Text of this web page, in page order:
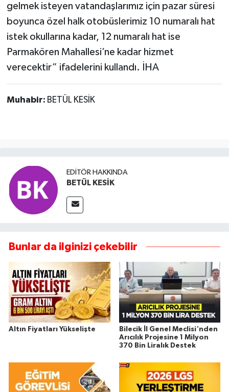
gelmek isteyen vatandaşlarımız için pazar süresi
boyunca özel halk otobüslerimiz 10 numaralı hat
istek okullarına kadar, 12 numaralı hat ise
Parmakören Mahallesi’ne kadar hizmet
verecektir” ifadelerini kullandı. İHA
Muhabir: BETÜL KESİK
EDITÖR HAKKINDA
BETÜL KESİK
Bunlar da ilginizi çekebilir
Altın Fiyatları Yükselişte
Bilecik İl Genel Meclisi'nden
Arıcılık Projesine 1 Milyon
370 Bin Liralık Destek